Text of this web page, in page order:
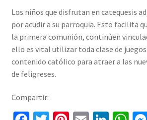
Los niños que disfrutan en catequesis
por acudir a su parroquia. Esto facilita
la primera comunión, continúen
ello es vital utilizar toda clase de juegos
contenido católico para atraer a las
de feligreses.
Compartir: